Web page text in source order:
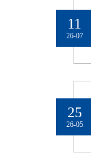
11
26-07
25
26-05